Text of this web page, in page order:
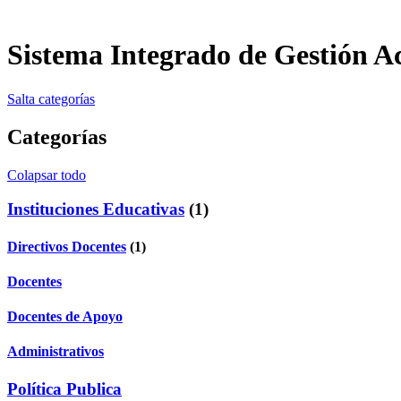
Sistema Integrado de Gestión
Salta categorías
Categorías
Colapsar todo
Instituciones Educativas (1)
Directivos Docentes (1)
Docentes
Docentes de Apoyo
Administrativos
Política Publica